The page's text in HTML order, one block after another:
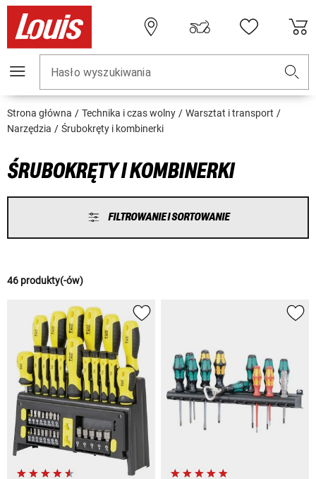
Hasło wyszukiwania
Strona główna Technika i czas wolny
Warsztat i transport
Narzędzia
Śrubokręty i kombinerki
ŚRUBOKRĘTY I KOMBINERKI
FILTROWANIE I SORTOWANIE
46 produkty(-ów)